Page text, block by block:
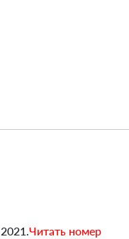
Читать номер